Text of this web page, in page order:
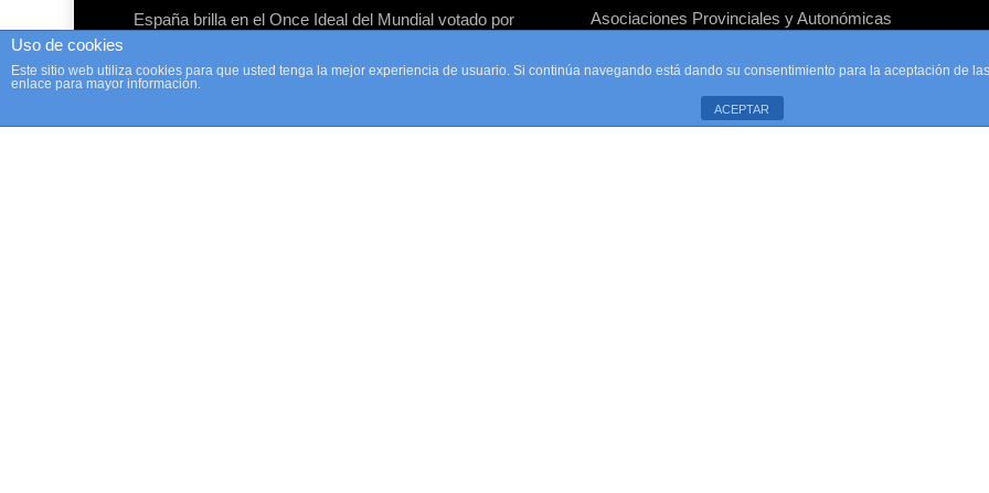
España brilla en el Once Ideal del Mundial votado por
Inter Leuka, campeón de la Copa San Pedro, el
Deportiva de Alicante
Asociaciones Provinciales y Autonómicas
Contacto
Uso de cookies
Este sitio web utiliza cookies para que usted tenga la mejor experiencia de usuario. Si continúa navegando está dando su consentimiento para la aceptación de
enlace para mayor información.
ACEPTAR